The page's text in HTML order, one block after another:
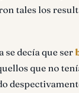
tales los
se decía que ser
que no